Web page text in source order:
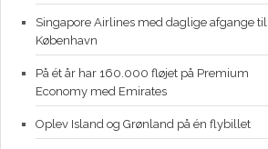
Singapore Airlines med daglige afgange til
København
På ét år har 160.000 fløjet på Premium
Economy med Emirates
Oplev Island og Grønland på én flybillet